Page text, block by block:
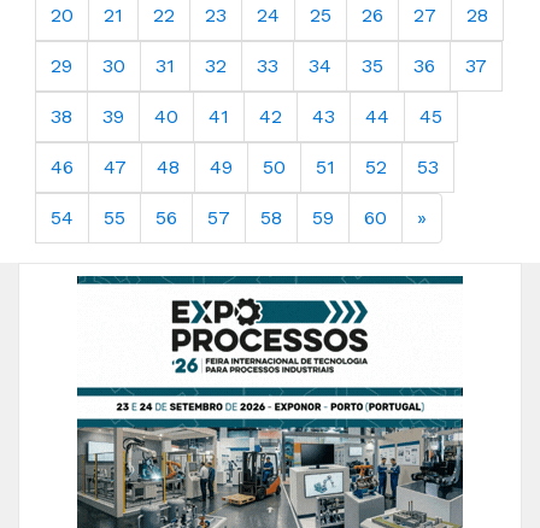
20 21 22 23 24 25 26 27 28
29 30 31 32 33 34 35 36 37
38 39 40 41 42 43 44 45
46 47 48 49 50 51 52 53
54 55 56 57 58 59 60 »